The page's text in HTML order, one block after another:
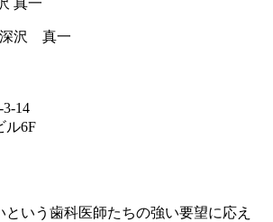
深沢 真一
14
ル6F
いう歯科医師たちの強い要望に応え